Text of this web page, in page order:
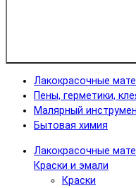
Лакокрасочные
Пены, герметики,
Малярный
Бытовая химия
Лакокрасочные
Краски и эмали
Краски